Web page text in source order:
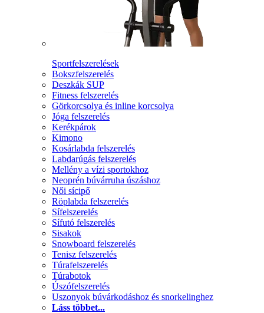
Sportfelszerelések
Bokszfelszerelés
Deszkák SUP
Fitness felszerelés
Görkorcsolya és inline korcsolya
Jóga felszerelés
Kerékpárok
Kimono
Kosárlabda felszerelés
Labdarúgás felszerelés
Mellény a vízi sportokhoz
Neoprén búvárruha úszáshoz
Női sícipő
Röplabda felszerelés
Sífelszerelés
Sífutó felszerelés
Sisakok
Snowboard felszerelés
Tenisz felszerelés
Túrafelszerelés
Túrabotok
Úszófelszerelés
Uszonyok búvárkodáshoz és snorkelinghez
Láss többet...